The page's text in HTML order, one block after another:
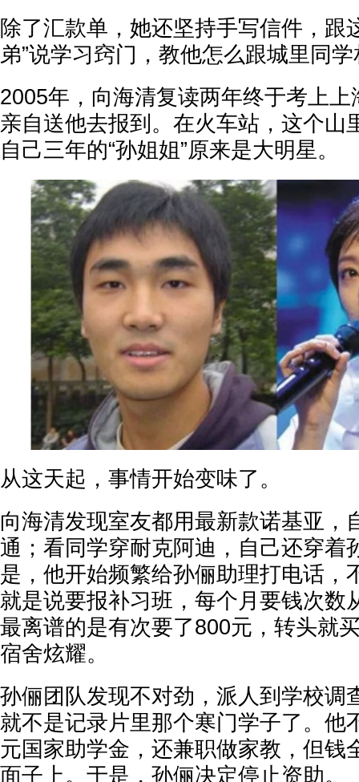
除了汇款单，她还坚持手写信件，跟
弟”说学习窍门，教他怎么跟城里同
2005年，向海清复读两年终于考上
亲自送他去报到。在火车站，这个山
自己三年的“孙姐姐”原来是大明星。
从这天起，事情开始变味了。
向海清发现室友都用最新款诺基亚，
通；看同学穿耐克阿迪，自己还穿着
是，他开始频繁给孙俪助理打电话，
就是说要报补习班，每个月要钱次数
最离谱的是有次要了800元，转头就
宿舍炫耀。
孙俪团队发现不对劲，派人到学校调
就不是记录片里那个寒门学子了。他
元国家助学金，还兼职做家教，但钱
面子上。于是，孙俪决定停止资助。